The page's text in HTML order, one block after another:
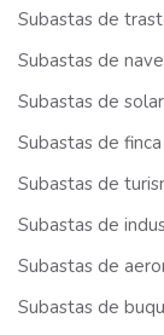
Subastas de
Subastas de
Subastas de
Subastas de
Subastas de
Subastas de
Subastas de
Subastas de